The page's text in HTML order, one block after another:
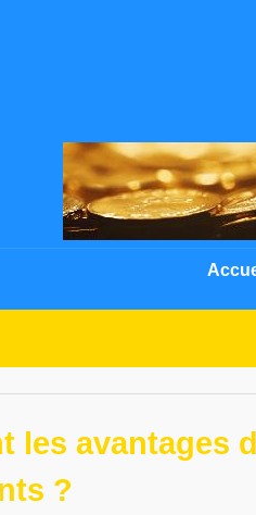
les avantages
?